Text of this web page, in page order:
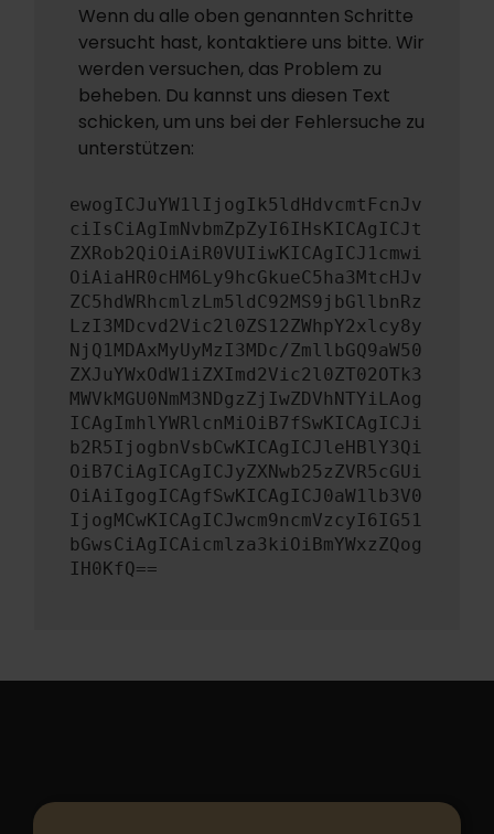
Wenn du alle oben genannten Schritte
versucht hast, kontaktiere uns bitte. Wir
werden versuchen, das Problem zu
beheben. Du kannst uns diesen Text
schicken, um uns bei der Fehlersuche zu
unterstützen:
ewogICJuYW1lIjogIk5ldHdvcmtFcnJv
ciIsCiAgImNvbmZpZyI6IHsKICAgICJt
ZXRob2QiOiAiR0VUIiwKICAgICJ1cmwi
OiAiaHR0cHM6Ly9hcGkueC5ha3MtcHJv
ZC5hdWRhcmlzLm5ldC92MS9jbGllbnRz
LzI3MDcvd2Vic2l0ZS12ZWhpY2xlcy8y
NjQ1MDAxMyUyMzI3MDc/ZmllbGQ9aW50
ZXJuYWxOdW1iZXImd2Vic2l0ZT02OTk3
MWVkMGU0NmM3NDgzZjIwZDVhNTYiLAog
ICAgImhlYWRlcnMiOiB7fSwKICAgICJi
b2R5IjogbnVsbCwKICAgICJleHBlY3Qi
OiB7CiAgICAgICJyZXNwb25zZVR5cGUi
OiAiIgogICAgfSwKICAgICJ0aW1lb3V0
IjogMCwKICAgICJwcm9ncmVzcyI6IG51
bGwsCiAgICAicmlza3kiOiBmYWxzZQog
IH0KfQ==